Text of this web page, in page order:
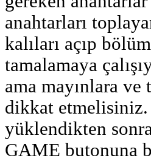
anahtarları
kalıları açıp
tamalamaya
ama mayınlara ve
dikkat
yüklendikten
GAME butonuna